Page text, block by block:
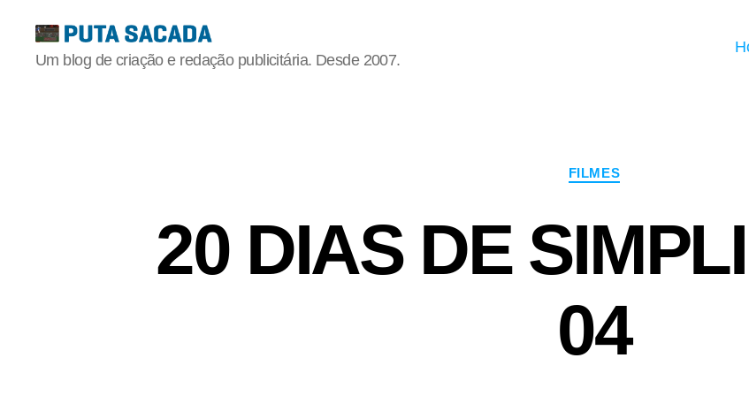
Putasacada
Um blog de criação e redação publicitária. Desde 2007.
Categorias
FILMES
20 DIAS DE
04